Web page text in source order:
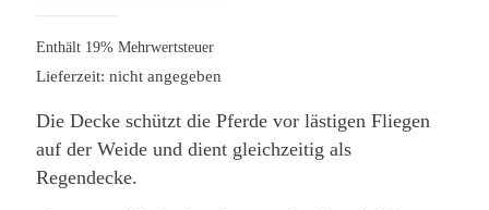
Enthält 19% Mehrwertsteuer
Lieferzeit: nicht angegeben
Die Decke schützt die Pferde vor lästigen Fliegen
auf der Weide und dient gleichzeitig als
Regendecke.